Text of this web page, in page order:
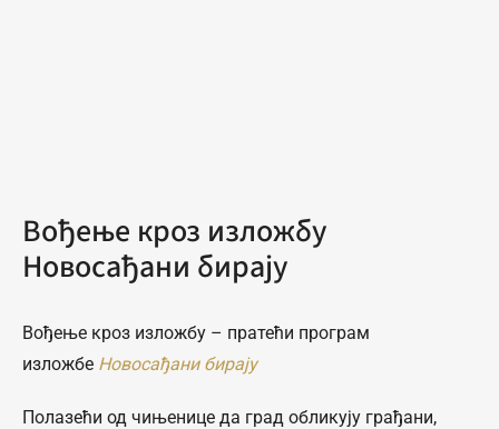
Вођење кроз изложбу
Новосађани бирају
Вођење кроз изложбу – пратећи програм
изложбе Новосађани бирају
Полазећи од чињенице да град обликују грађани,